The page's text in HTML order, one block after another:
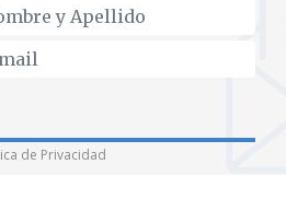
de Privacidad